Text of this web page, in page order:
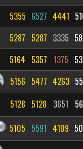
5355 6527 4441
5287 5287 3335
5164 5357 1375
5156 5477 4263
5128 5128 3651
5105 5591 4109